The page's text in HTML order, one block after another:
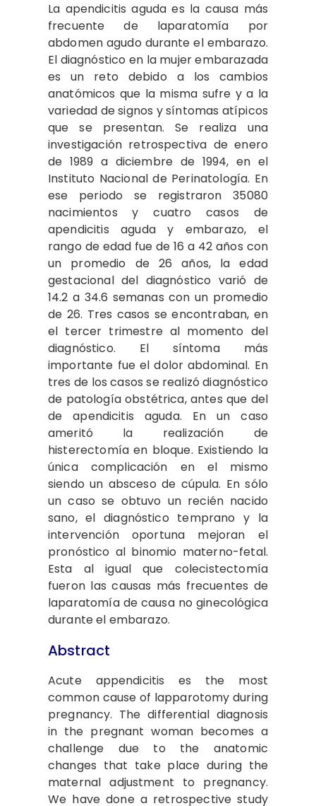
La apendicitis aguda es la causa más
frecuente de laparatomía por
abdomen agudo durante el embarazo.
El diagnóstico en la mujer embarazada
es un reto debido a los cambios
anatómicos que la misma sufre y a la
variedad de signos y síntomas atípicos
que se presentan. Se realiza una
investigación retrospectiva de enero
de 1989 a diciembre de 1994, en el
Instituto Nacional de Perinatología. En
ese periodo se registraron 35080
nacimientos y cuatro casos de
apendicitis aguda y embarazo, el
rango de edad fue de 16 a 42 años con
un promedio de 26 años, la edad
gestacional del diagnóstico varió de
14.2 a 34.6 semanas con un promedio
de 26. Tres casos se encontraban, en
el tercer trimestre al momento del
diagnóstico. El síntoma más
importante fue el dolor abdominal. En
tres de los casos se realizó diagnóstico
de patología obstétrica, antes que del
de apendicitis aguda. En un caso
ameritó la realización de
histerectomía en bloque. Existiendo la
única complicación en el mismo
siendo un absceso de cúpula. En sólo
un caso se obtuvo un recién nacido
sano, el diagnóstico temprano y la
intervención oportuna mejoran el
pronóstico al binomio materno-fetal.
Esta al igual que colecistectomía
fueron las causas más frecuentes de
laparatomía de causa no ginecológica
durante el embarazo.
Abstract
Acute appendicitis es the most
common cause of lapparotomy during
pregnancy. The differential diagnosis
in the pregnant woman becomes a
challenge due to the anatomic
changes that take place during the
maternal adjustment to pregnancy.
We have done a retrospective study